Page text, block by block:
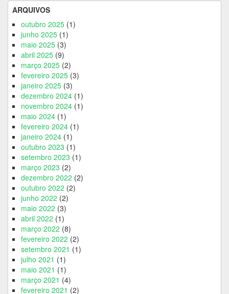
ARQUIVOS
outubro 2025 (1)
junho 2025 (1)
maio 2025 (3)
abril 2025 (9)
março 2025 (2)
fevereiro 2025 (3)
janeiro 2025 (3)
dezembro 2024 (1)
novembro 2024 (1)
maio 2024 (1)
fevereiro 2024 (1)
janeiro 2024 (1)
outubro 2023 (1)
setembro 2023 (1)
março 2023 (2)
dezembro 2022 (2)
outubro 2022 (2)
junho 2022 (2)
maio 2022 (3)
abril 2022 (1)
março 2022 (8)
fevereiro 2022 (2)
setembro 2021 (1)
julho 2021 (1)
maio 2021 (1)
março 2021 (4)
fevereiro 2021 (2)